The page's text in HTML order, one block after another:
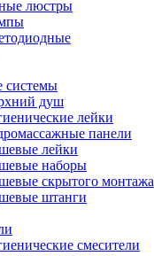
люстры
системы
душ
лейки
панели
лейки
наборы
скрытого монтажа
штанги
смесители